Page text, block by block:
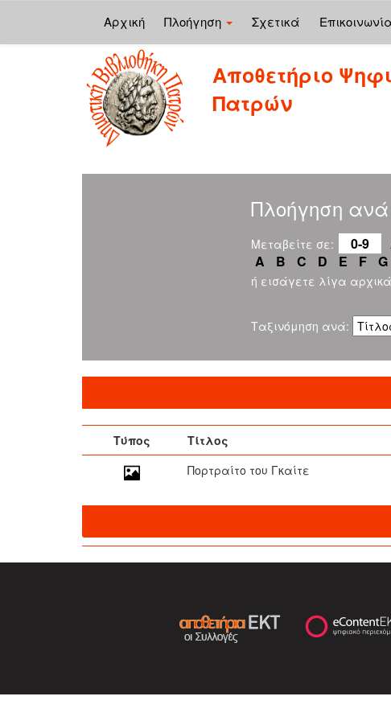
Αρχική Πλοήγηση Σχετικά
Αποθετήριο
Πατρών
Πλοήγηση ανά
Μεταβείτε σε: 0-9
A
B C D E F G
ή εισάγετε λίγα
Ταξινόμηση ανά:
Τύπος Τίτλος
Πορτραίτο του Γκαίτε